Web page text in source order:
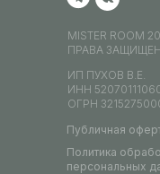
ИП ПУХОВ В.Е.
ИНН
ОГРН
MISTER ROOM
ПРАВА
Публичная
Политика
персональных